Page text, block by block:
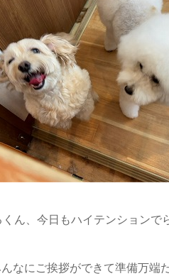
ん、今日もハイテンションで
なにご挨拶ができて準備万端